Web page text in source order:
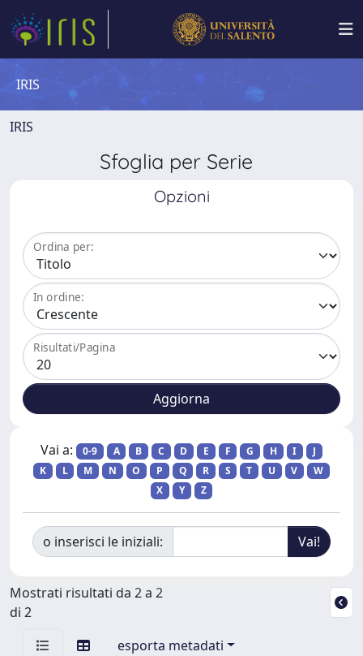
IRIS
IRIS
Sfoglia per Serie
Opzioni
Ordina per:
In ordine:
Risultati/Pagina
Vai a: 0-9 A B C D E F G H I
J
K
L M N O P Q R S T U V
W
X
Y Z
o inserisci le iniziali:
Mostrati risultati da 2 a 2
di 2
esporta metadati